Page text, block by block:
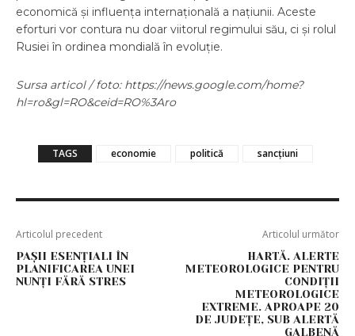
economică și influența internațională a națiunii. Aceste
eforturi vor contura nu doar viitorul regimului său, ci și rolul
Rusiei în ordinea mondială în evoluție.
Sursa articol / foto: https://news.google.com/home?
hl=ro&gl=RO&ceid=RO%3Aro
TAGS economie politică sancțiuni
Articolul precedent
PAȘII ESENȚIALI ÎN
PLANIFICAREA UNEI
NUNȚI FĂRĂ STRES
Articolul următor
HARTĂ. ALERTE
METEOROLOGICE PENTRU
CONDIȚII
METEOROLOGICE
EXTREME. APROAPE 20
DE JUDEȚE, SUB ALERTĂ
GALBENĂ